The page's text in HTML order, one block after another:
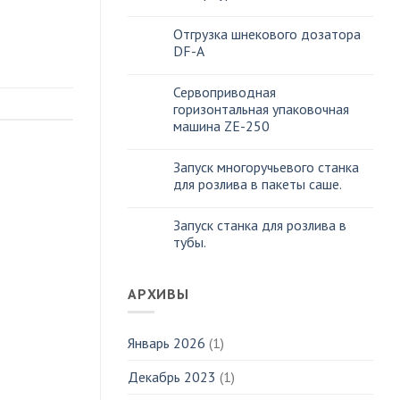
Отгрузка шнекового дозатора
DF-A
Сервоприводная
горизонтальная упаковочная
машина ZE-250
Запуск многоручьевого станка
для розлива в пакеты саше.
Запуск станка для розлива в
тубы.
АРХИВЫ
Январь 2026 (1)
Декабрь 2023 (1)